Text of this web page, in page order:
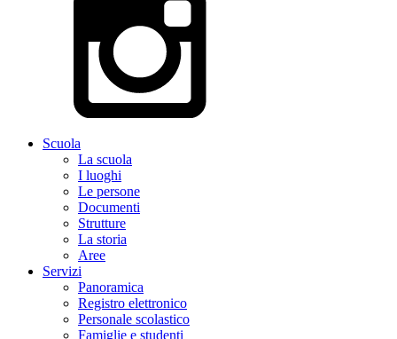
Scuola
La scuola
I luoghi
Le persone
Documenti
Strutture
La storia
Aree
Servizi
Panoramica
Registro elettronico
Personale scolastico
Famiglie e studenti